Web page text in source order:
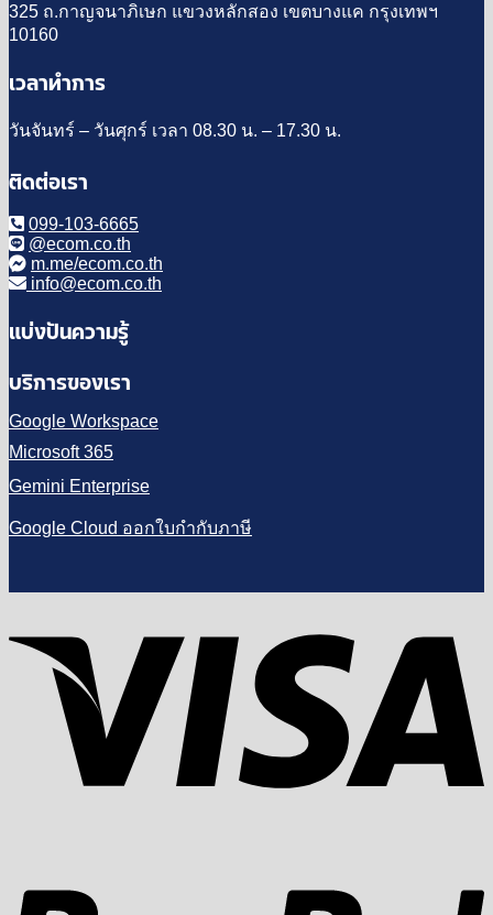
325 ถ.กาญจนาภิเษก แขวงหลักสอง เขตบางแค กรุงเทพฯ
10160
เวลาทำการ
วันจันทร์ – วันศุกร์ เวลา 08.30 น. – 17.30 น.
ติดต่อเรา
099-103-6665
@ecom.co.th
m.me/ecom.co.th
info@ecom.co.th
แบ่งปันความรู้
บริการของเรา
Google Workspace
Microsoft 365
Gemini Enterprise
Google Cloud ออกใบกำกับภาษี